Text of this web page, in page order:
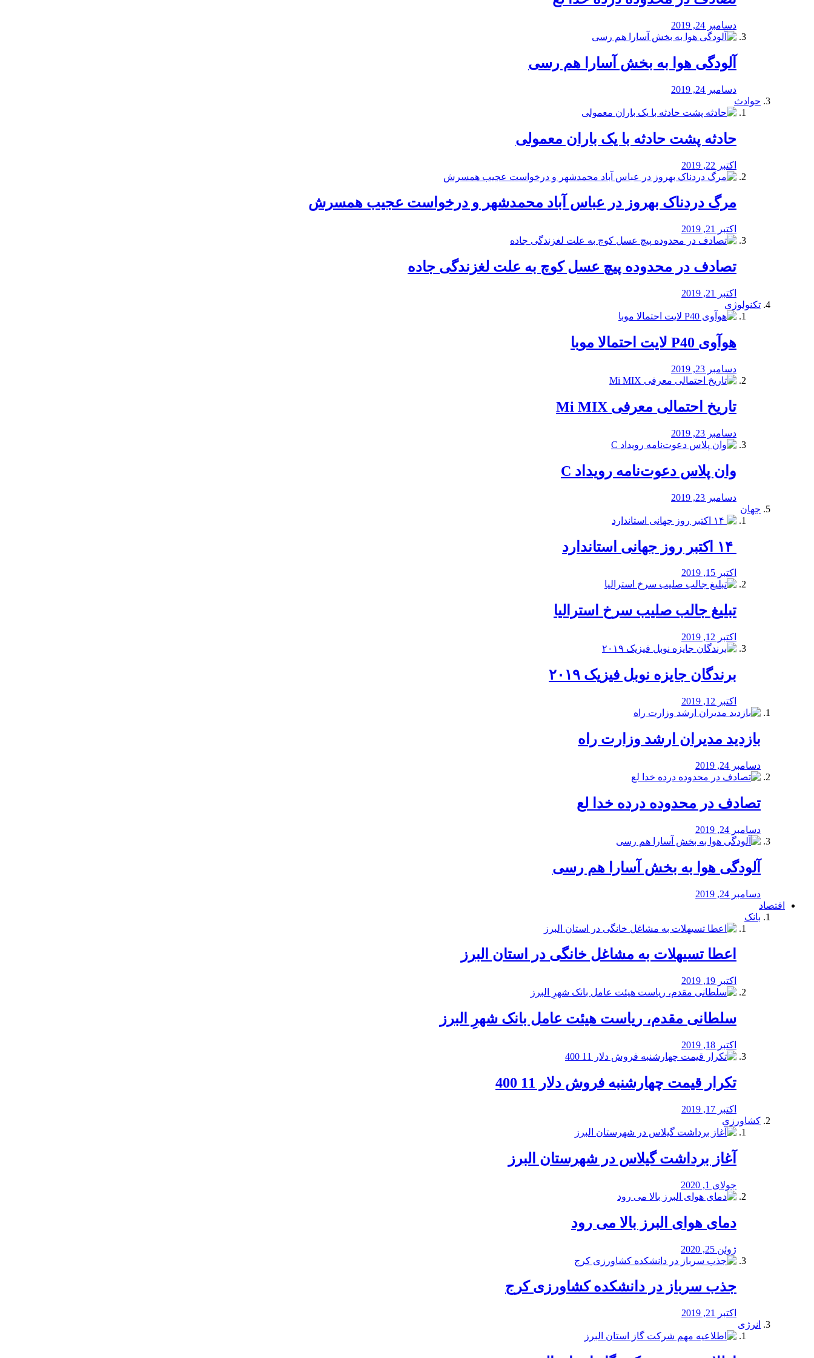
دسامبر 24, 2019
آلودگی هوا به بخش آسارا هم رسی
دسامبر 24, 2019
حوادث
️حادثه پشت حادثه با یک باران معمولی
اکتبر 22, 2019
مرگ دردناک بهروز در عباس آباد محمدشهر و درخواست عجیب همسرش
اکتبر 21, 2019
تصادف در محدوده پیچ عسل کوچ به علت لغزندگی جاده
اکتبر 21, 2019
تکنولوژی
هوآوی P40 لایت احتمالا موبا
دسامبر 23, 2019
تاریخ احتمالی معرفی Mi MIX
دسامبر 23, 2019
وان پلاس دعوت‌نامه رویداد C
دسامبر 23, 2019
جهان
اکتبر 15, 2019
تبلیغ جالب صلیب سرخ استرالیا
اکتبر 12, 2019
برندگان جایزه نوبل فیزیک ۲۰۱۹
اکتبر 12, 2019
بازدید مدیران ارشد وزارت راه
دسامبر 24, 2019
تصادف در محدوده درده خدا لع
دسامبر 24, 2019
آلودگی هوا به بخش آسارا هم رسی
دسامبر 24, 2019
اقتصاد
بانک
️اعطا تسیهلات به مشاغل خانگی در استان البرز
اکتبر 19, 2019
سلطانی مقدم، ریاست هیئت عامل بانک شهرِ البرز
اکتبر 18, 2019
تکرار قیمت چهارشنبه فروش دلار 11 400
اکتبر 17, 2019
کشاورزی
آغاز برداشت گیلاس در شهرستان البرز
جولای 1, 2020
دمای هوای البرز بالا می رود
ژوئن 25, 2020
جذب سرباز در دانشکده کشاورزی کرج
اکتبر 21, 2019
انرژی